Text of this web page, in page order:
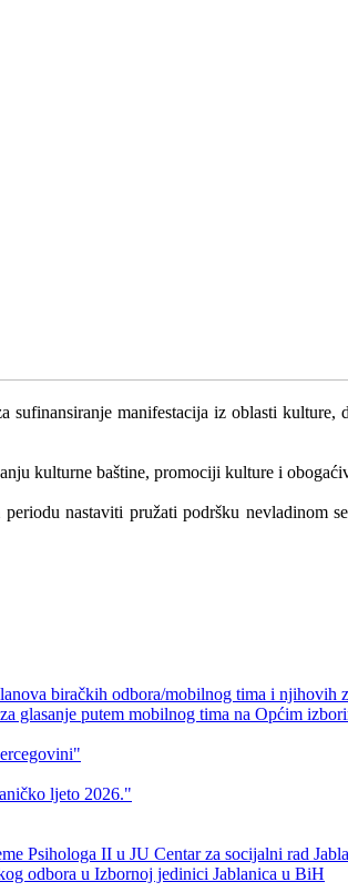
manifestacija iz oblasti kulture,
kulturne baštine, promociji kulture i
nastaviti pružati podršku nevladinom
biračkih odbora/mobilnog tima i njihovih
glasanje putem mobilnog tima na Općim
ljeto 2026."
Psihologa II u JU Centar za socijalni rad
odbora u Izbornoj jedinici Jablanica u BiH